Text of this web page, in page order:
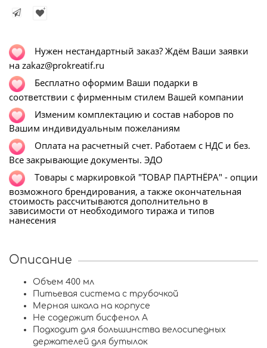
Нужен нестандартный заказ? Ждём Ваши заявки
на zakaz@prokreatif.ru
Бесплатно оформим Ваши подарки в
соответствии с фирменным стилем Вашей компании
Изменим комплектацию и состав наборов по
Вашим индивидуальным пожеланиям
Оплата на расчетный счет. Работаем с НДС и без.
Все закрывающие документы. ЭДО
Товары с маркировкой "ТОВАР ПАРТНЁРА" - опции
возможного брендирования, а также окончательная
стоимость рассчитываются дополнительно в
зависимости от необходимого тиража и типов
нанесения
Описание
Объем 400 мл
Питьевая система с трубочкой
Мерная шкала на корпусе
Не содержит бисфенол А
Подходит для большинства велосипедных
держателей для бутылок